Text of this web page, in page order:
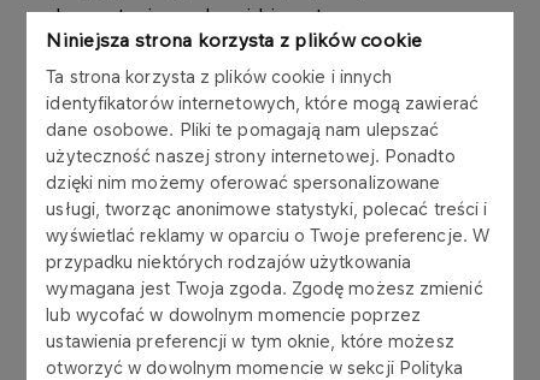
Niniejsza strona korzysta z plików cookie
Ta strona korzysta z plików cookie i innych
identyfikatorów internetowych, które mogą zawierać
dane osobowe. Pliki te pomagają nam ulepszać
użyteczność naszej strony internetowej. Ponadto
dzięki nim możemy oferować spersonalizowane
usługi, tworząc anonimowe statystyki, polecać treści i
wyświetlać reklamy w oparciu o Twoje preferencje. W
przypadku niektórych rodzajów użytkowania
wymagana jest Twoja zgoda. Zgodę możesz zmienić
lub wycofać w dowolnym momencie poprzez
ustawienia preferencji w tym oknie, które możesz
otworzyć w dowolnym momencie w sekcji Polityka
wykorzystania wodoru i biometanu.
Czas trwania:2 semestry (średnio dwa razy w
miesiącu - sobota i niedziela)
Liczba godzin:208
Zakres merytoryczny:
Transformacja sektora energetycznego Polski
Prawne aspekty użytkowania odnawialnych
paliw gazowych